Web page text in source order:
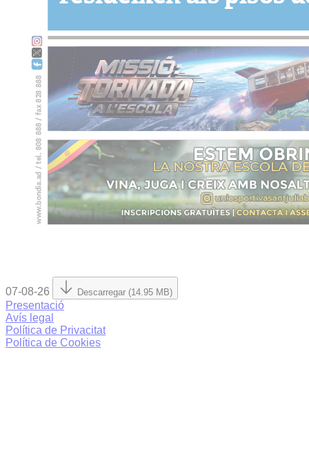
07-08-26 Descarregar (14.95 MB)
Presentació
Avís legal
Política de Privacitat
Política de Cookies